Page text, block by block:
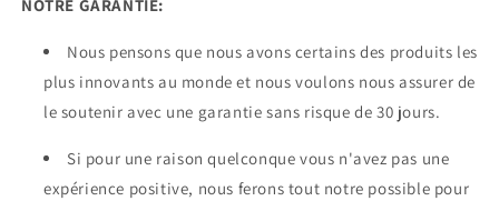
NOTRE GARANTIE:
Nous pensons que nous avons certains des produits les
plus innovants au monde et nous voulons nous assurer de
le soutenir avec une garantie sans risque de 30 jours.
Si pour une raison quelconque vous n'avez pas une
expérience positive, nous ferons tout notre possible pour